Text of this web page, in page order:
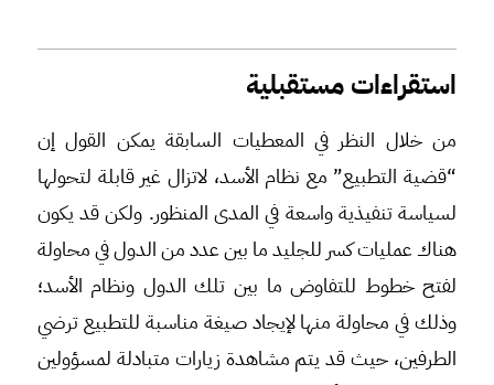
استقراءات مستقبلية
من خلال النظر في المعطيات السابقة يمكن القول إن
“قضية التطبيع” مع نظام الأسد، لاتزال غير قابلة لتحولها
لسياسة تنفيذية واسعة في المدى المنظور. ولكن قد يكون
هناك عمليات كسر للجليد ما بين عدد من الدول في محاولة
لفتح خطوط للتفاوض ما بين تلك الدول ونظام الأسد؛
وذلك في محاولة منها لإيجاد صيغة مناسبة للتطبيع ترضي
الطرفين، حيث قد يتم مشاهدة زيارات متبادلة لمسؤولين